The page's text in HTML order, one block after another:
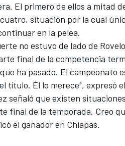
El primero de ellos a mitad
situación por la cual
en la pelea.
no estuvo de lado de
final de la competencia
ha pasado. El
título. Él lo merece", expresó
señaló que existen
final de la temporada. Creo
el ganador en Chiapas.